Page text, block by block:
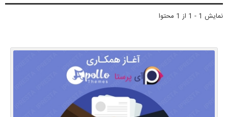
نمایش 1 - 1 از 1 محتوا